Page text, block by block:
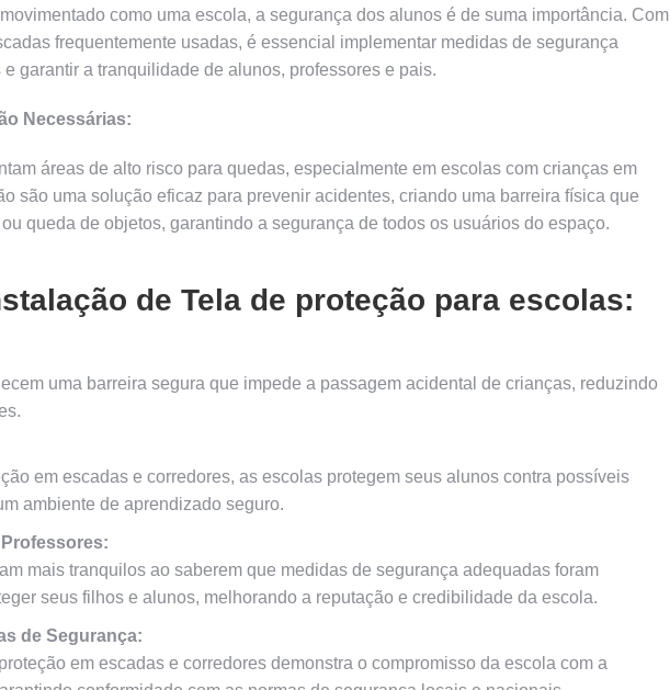
como uma escola, a segurança dos alunos é de suma importância. Com
frequentemente usadas, é essencial implementar medidas de segurança
garantir a tranquilidade de alunos, professores e pais.
Necessárias:
áreas de alto risco para quedas, especialmente em escolas com crianças em
são uma solução eficaz para prevenir acidentes, criando uma barreira física que
queda de objetos, garantindo a segurança de todos os usuários do espaço.
de Tela de proteção para escolas:
uma barreira segura que impede a passagem acidental de crianças, reduzindo
em escadas e corredores, as escolas protegem seus alunos contra possíveis
ambiente de aprendizado seguro.
mais tranquilos ao saberem que medidas de segurança adequadas foram
seus filhos e alunos, melhorando a reputação e credibilidade da escola.
de Segurança:
em escadas e corredores demonstra o compromisso da escola com a